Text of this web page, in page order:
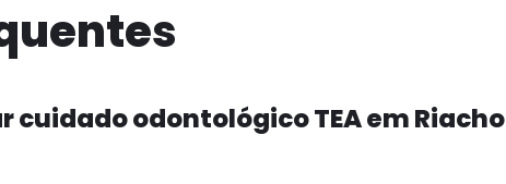
cuidado odontológico TEA em Riacho